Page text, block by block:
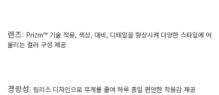
렌즈: Prizm™ 기술 적용, 색상, 대비, 디테일을 향상시켜 다양한 스타일에 어
울리는 컬러 구성 제공
경량성: 림리스 디자인으로 무게를 줄여 하루 종일 편안한 착용감 제공